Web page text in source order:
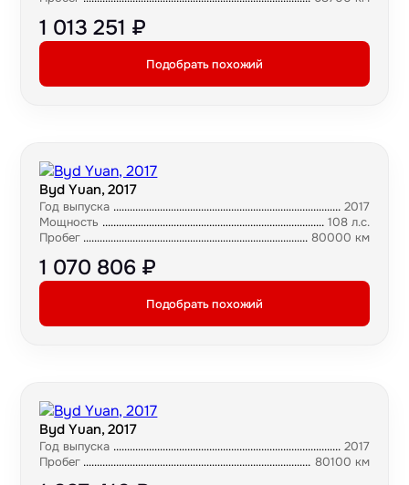
1 013 251 ₽
Подобрать похожий
Byd Yuan, 2017
Год выпуска
2017
Мощность
108 л.с.
Пробег
80000 км
1 070 806 ₽
Подобрать похожий
Byd Yuan, 2017
Год выпуска
2017
Пробег
80100 км